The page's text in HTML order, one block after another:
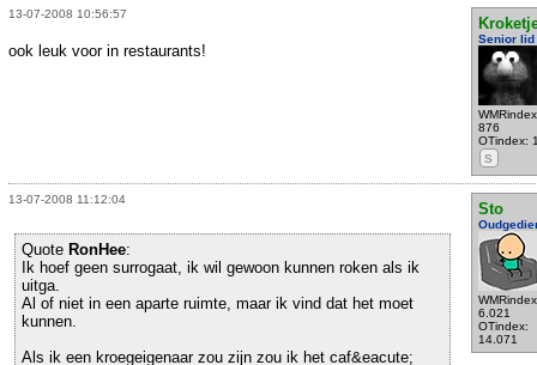
13-07-2008 10:56:57
Senior lid
876
OTindex:
S
ook leuk voor in restaurants!
13-07-2008 11:12:04
Sto
6.021
OTindex:
14.071
Quote RonHee:
Ik hoef geen surrogaat, ik wil gewoon kunnen roken als ik
uitga.
Al of niet in een aparte ruimte, maar ik vind dat het moet
kunnen.
Als ik een kroegeigenaar zou zijn zou ik het caf&eacute;